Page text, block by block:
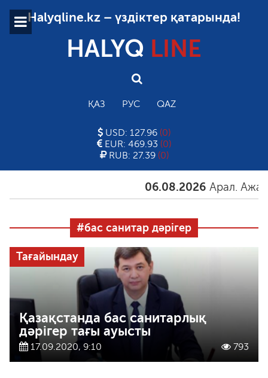
Halyqline.kz – үздіктер қатарында!
HALYQ LINE
ҚАЗ РУС QAZ
USD: 127.96 (0)
EUR: 469.93 (0)
RUB: 27.39 (0)
06.08.2026 Арал. Ажал.
#бас санитар дәрігер
Тағайындау
Қазақстанда бас санитарлық
дәрігер тағы ауысты
17.09.2020, 9:10 793